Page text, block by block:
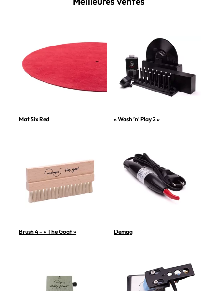
Mat Six Red « Wash ’n’ Play 2 »
Brush 4 – « The Goat » Demag